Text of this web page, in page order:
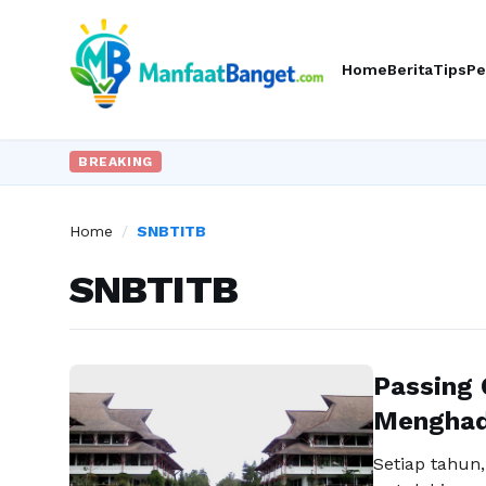
HomeBeritaTips
BREAKING
Home / SNBTITB
SNBTITB
Passing
Setiap